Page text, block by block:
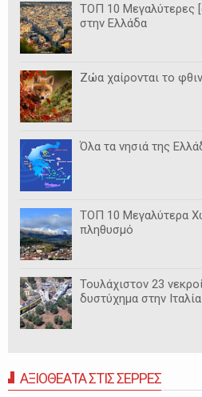
ΤΟΠ 10 Μεγαλύτερες
στην Ελλάδα
Ζώα χαίρονται το
Όλα τα νησιά της
ΤΟΠ 10 Μεγαλύτερα
πληθυσμό
Τουλάχιστον 23
δυστύχημα στην Ιταλία
ΑΞΙΟΘΕΑΤΑ ΣΤΙΣ ΣΕΡΡΕΣ